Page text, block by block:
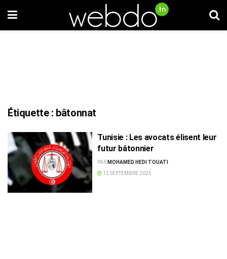
Étiquette : bâtonnat
Tunisie : Les avocats élisent leur
futur bâtonnier
PAR MOHAMED HEDI TOUATI
12 SEPTEMBRE 2025